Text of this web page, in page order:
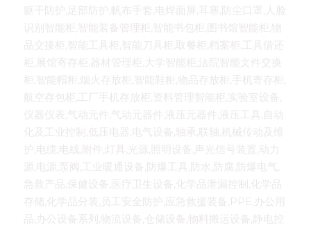
躯干防护,足部防护,帆布手套,电焊面屏,耳塞,防尘口罩,人脸
识别智能柜,智能装备管理柜,智能书包柜,图书馆智能柜,物
品交接柜,智能工具柜,智能刀具柜,取餐柜,档案柜,工具借还
柜,展馆寄存柜,器材管理柜,大学智能柜,法院智能文件交换
柜,智能帽柜,烟火存放柜,智能鞋柜,物品存放柜,手机寄存柜,
航空存包柜,工厂手机存放柜,资料管理智能柜,实验室设备,
仪器仪表,气动元件,气动元器件,液压元器件,液压工具,自动
化及工业控制,低压电器,电气设备,轴承,联轴,机械传动及维
护,电缆,电线,附件,灯具,光源,照明设备,声光信号装置,动力
源,电源,泵阀,工业暖通设备,防爆工具,防水,防腐,防爆电气,
急救产品,保健设备,医疗卫生设备,化学品泄漏控制,化学品
存储,化学品分装,员工安全防护,应急救援装备,PPE,办公用
品,办公设备系列,物流设备,仓储设备,物料搬运设备,静电控